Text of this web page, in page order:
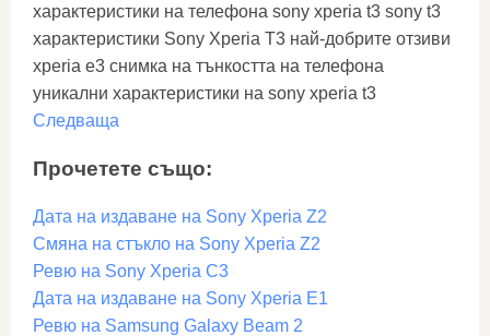
характеристики на телефона sony xperia t3 sony t3
характеристики Sony Xperia T3 най-добрите отзиви
xperia e3 снимка на тънкостта на телефона
уникални характеристики на sony xperia t3
Следваща
Прочетете също:
Дата на издаване на Sony Xperia Z2
Смяна на стъкло на Sony Xperia Z2
Ревю на Sony Xperia C3
Дата на издаване на Sony Xperia E1
Ревю на Samsung Galaxy Beam 2